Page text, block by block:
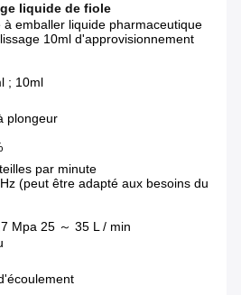
liquide de fiole
à emballer liquide pharmaceutique
10ml d'approvisionnement
; 10ml
plongeur
par minute
(peut être adapté aux besoins du
Mpa 25 ～ 35 L / min